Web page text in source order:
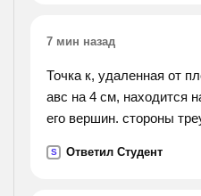
7 мин назад
Точка к, удаленная от
авс на 4 см, находится
его вершин. стороны
плоскость
S Ответил Студент